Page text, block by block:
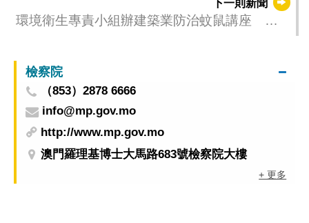
下一則新聞
環境衛生專責小組辦建築業防治蚊鼠講座 提
檢察院
（853）2878 6666
info@mp.gov.mo
http://www.mp.gov.mo
澳門羅理基博士大馬路683號檢察院大樓
+ 更多